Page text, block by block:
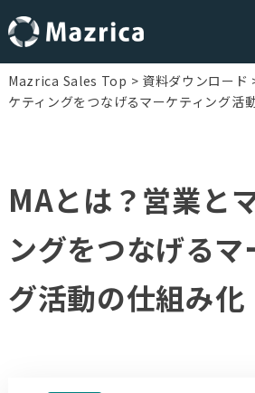
Skip
to
Mazrica Sales Top 資料ダウンロード
ケティングをつなげるマーケティング活
MAとは？営業と
ングをつなげるマ
グ活動の仕組み化